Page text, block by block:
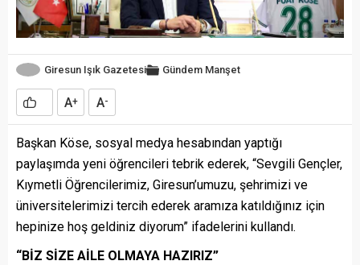
Giresun Işık Gazetesi Gündem Manşet
A+ A-
Başkan Köse, sosyal medya hesabından yaptığı
paylaşımda yeni öğrencileri tebrik ederek, “Sevgili Gençler,
Kıymetli Öğrencilerimiz, Giresun’umuzu, şehrimizi ve
üniversitelerimizi tercih ederek aramıza katıldığınız için
hepinize hoş geldiniz diyorum” ifadelerini kullandı.
“BİZ SİZE AİLE OLMAYA HAZIRIZ”